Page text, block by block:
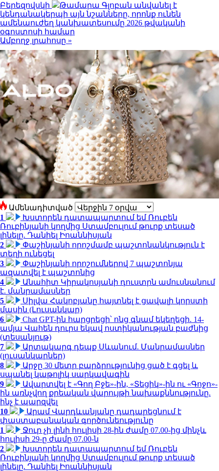
Բերեզովսկի
Թամարա Գլոբան անվանել է
կենդանակերպի այն նշանները, որոնք ունեն
ամենաուժեղ կանխատեսումը 2026 թվականի
օգոստոսի համար
Ամբողջ լրահոսը »
Ամենադիտված
1
Խստորեն դատապարտում եմ Ռուբեն
Ռուբինյանի կողմից Ստամբուլում թուրք տեսած
լինելը. Դանիել Իոաննիսյան
2
Փաշինյանի որոշմամբ պաշտոնանկություն է
տեղի ունեցել
3
Փաշինյանի որոշումներով 7 պաշտոնյա
ազատվել է պաշտոնից
4
Անահիտ Կիրակոսյանի դուստրն ամուսնանում
է. մանրամասներ
5
Սիլվա Հակոբյանը հայտնել է ցավալի կորստի
մասին (Լուսանկար)
6
Chat GPT-ին հարցրեցի՝ ոնց գնամ եկեղեցի. 14-
ամյա Վահեն դուրս եկավ ոստիկանության բաժնից
(տեսանյութ)
7
Արտակարգ դեպք Սևանում. Մանրամասներ
(լուսանկարներ)
8
Արջը 30 մետր բարձրությունից ցած է գցել և
սպանել կաթոլիկ սարկավագին
9
Ավարտվել է «Գող Բջե»-ին, «Տեցիկ»-ին ու «Գոջո»-
ին առնչվող քրեական վարույթի նախաքննությունը.
ինչ է պարզվել
10
Արամ Վարդևանյանը դադարեցնում է
փաստաբանական գործունեությունը
1
Ջուր չի լինի հուլիսի 28-ին ժամը 07.00-ից մինչև
հուլիսի 29-ը ժամը 07.00-ն
2
Խստորեն դատապարտում եմ Ռուբեն
Ռուբինյանի կողմից Ստամբուլում թուրք տեսած
լինելը. Դանիել Իոաննիսյան